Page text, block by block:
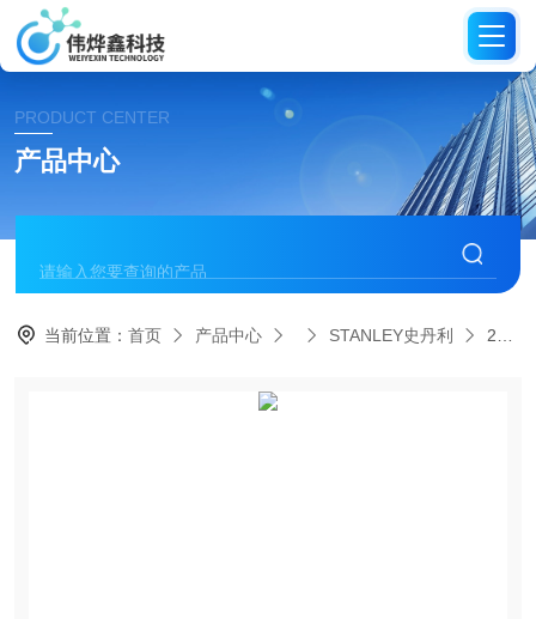
PRODUCT CENTER
产品中心
当前位置：首页 产品中心 STANLEY史丹利 22-325-23史丹利STANLEY-3件套金刚石锉刀